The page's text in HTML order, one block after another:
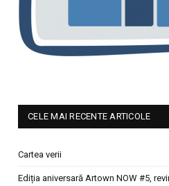
CELE MAI RECENTE ARTICOLE
Cartea verii
Ediția aniversară Artown NOW #5,